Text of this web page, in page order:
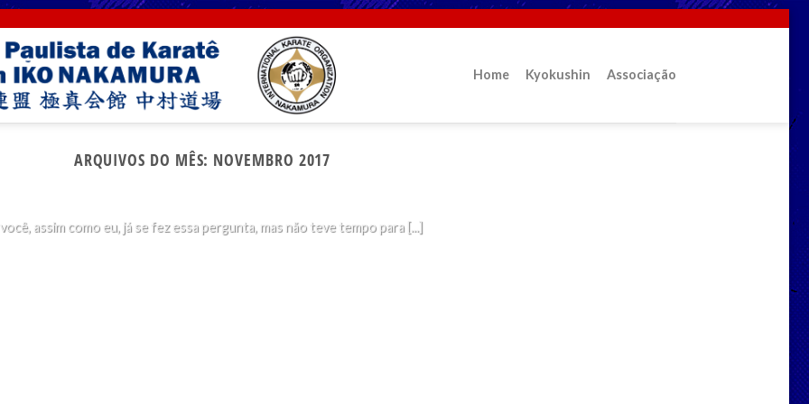
Home Kyokushin Associação
ARQUIVOS DO MÊS: NOVEMBRO 2017
SEM CATEGORIA
socos no rosto são proibidos no karatê Kyokushin?
você, assim como eu, já se fez essa pergunta, mas não teve tempo para [...]